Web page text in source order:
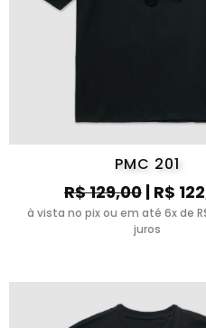
PMC 201
R$ 129,00| R$
à vista no pix ou em até 6x de
juros